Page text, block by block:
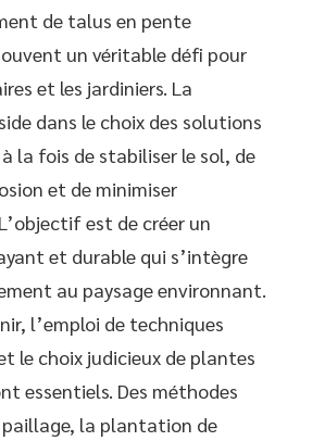
de talus en pente
un véritable défi pour
et les jardiniers. La
dans le choix des solutions
la fois de stabiliser le sol, de
et de minimiser
est de créer un
et durable qui s’intègre
au paysage environnant.
l’emploi de techniques
le choix judicieux de plantes
essentiels. Des méthodes
paillage, la plantation de